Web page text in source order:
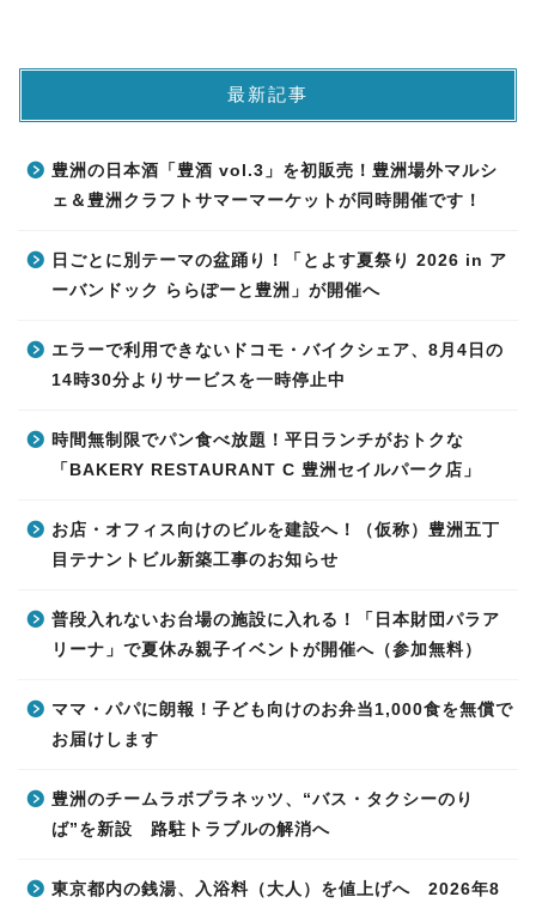
最新記事
豊洲の日本酒「豊酒 vol.3」を初販売！豊洲場外マルシ
ェ＆豊洲クラフトサマーマーケットが同時開催です！
日ごとに別テーマの盆踊り！「とよす夏祭り 2026 in ア
ーバンドック ららぽーと豊洲」が開催へ
エラーで利用できないドコモ・バイクシェア、8月4日の
14時30分よりサービスを一時停止中
時間無制限でパン食べ放題！平日ランチがおトクな
「BAKERY RESTAURANT C 豊洲セイルパーク店」
お店・オフィス向けのビルを建設へ！（仮称）豊洲五丁
目テナントビル新築工事のお知らせ
普段入れないお台場の施設に入れる！「日本財団パラア
リーナ」で夏休み親子イベントが開催へ（参加無料）
ママ・パパに朗報！子ども向けのお弁当1,000食を無償で
お届けします
豊洲のチームラボプラネッツ、“バス・タクシーのり
ば”を新設 路駐トラブルの解消へ
東京都内の銭湯、入浴料（大人）を値上げへ 2026年8